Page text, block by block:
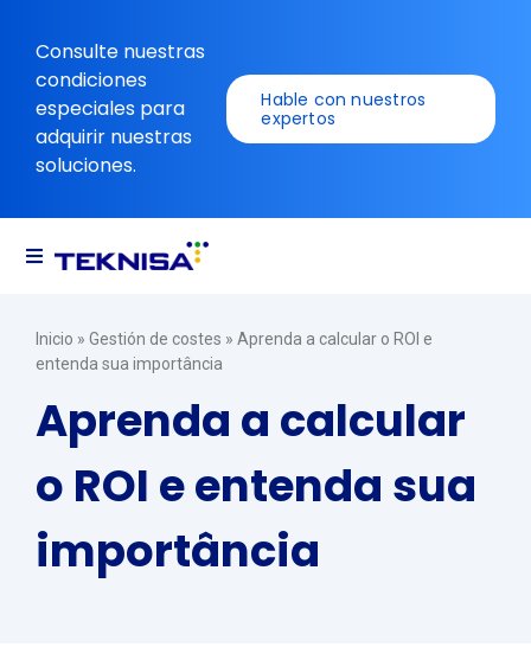
contenido
Consulte nuestras
condiciones
especiales para
adquirir nuestras
soluciones.
Hable con nuestros
expertos
Alternar
Inicio » Gestión de costes » Aprenda a calcular o ROI e
entenda sua importância
Aprenda a calcular
o ROI e entenda sua
importância